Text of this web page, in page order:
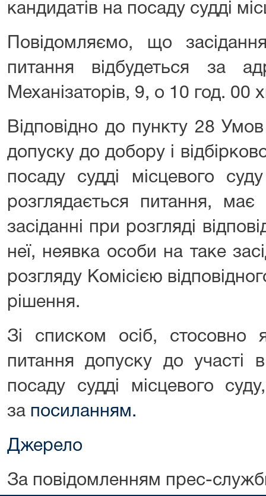
кандидатів на посаду судді
Повідомляємо, що
питання відбудеться за
Механізаторів, 9, о 10 год. 00
Відповідно до пункту 28
допуску до добору і
посаду судді місцевого
розглядається питання,
засіданні при розгляді
неї, неявка особи на таке
розгляду Комісією
рішення.
Зі списком осіб, стосовно
питання допуску до участі
посаду судді місцевого
за посиланням.
Джерело
За повідомленням прес-